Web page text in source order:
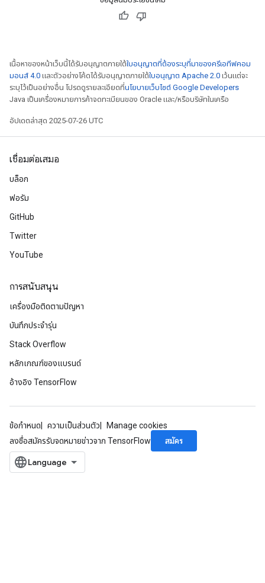
เนื้อหาของหน้าเว็บนี้ได้รับอนุญาตภายใต้ใบอนุญาตที่ต้องระบุที่มาของครีเอทีฟคอม
มอนส์ 4.0 และตัวอย่างโค้ดได้รับอนุญาตภายใต้ใบอนุญาต Apache 2.0 เว้นแต่จะ
ระบุไว้เป็นอย่างอื่น โปรดดูรายละเอียดที่นโยบายเว็บไซต์ Google Developers
Java เป็นเครื่องหมายการค้าจดทะเบียนของ Oracle และ/หรือบริษัทในเครือ
อัปเดตล่าสุด 2025-07-26 UTC
เชื่อมต่อเสมอ
บล็อก
ฟอรัม
GitHub
Twitter
YouTube
การสนับสนุน
เครื่องมือติดตามปัญหา
บันทึกประจำรุ่น
Stack Overflow
หลักเกณฑ์ของแบรนด์
อ้างอิง TensorFlow
ข้อกำหนด ความเป็นส่วนตัว
Manage cookies
ลงชื่อสมัครรับจดหมายข่าวจาก TensorFlow
สมัคร